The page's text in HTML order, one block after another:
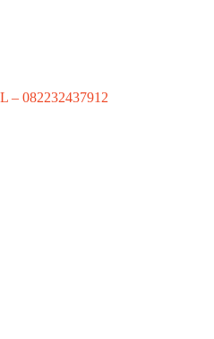
– 082232437912